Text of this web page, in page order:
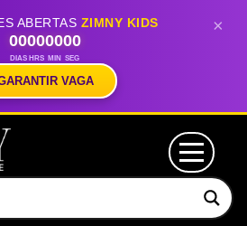
ABERTAS ZIMNY KIDS
00
DIAS
00
HRS
00
MIN
00
SEG
VAGA
×